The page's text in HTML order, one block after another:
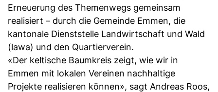
Erneuerung des Themenwegs gemeinsam
realisiert – durch die Gemeinde Emmen, die
kantonale Dienststelle Landwirtschaft und Wald
(lawa) und den Quartierverein.
«Der keltische Baumkreis zeigt, wie wir in
Emmen mit lokalen Vereinen nachhaltige
Projekte realisieren können», sagt Andreas Roos,